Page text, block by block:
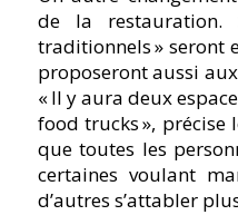
de la restauration.
traditionnels » seront
proposeront aussi
« Il y aura deux
food trucks »,
que toutes les
certaines voulant
d’autres s’attabler